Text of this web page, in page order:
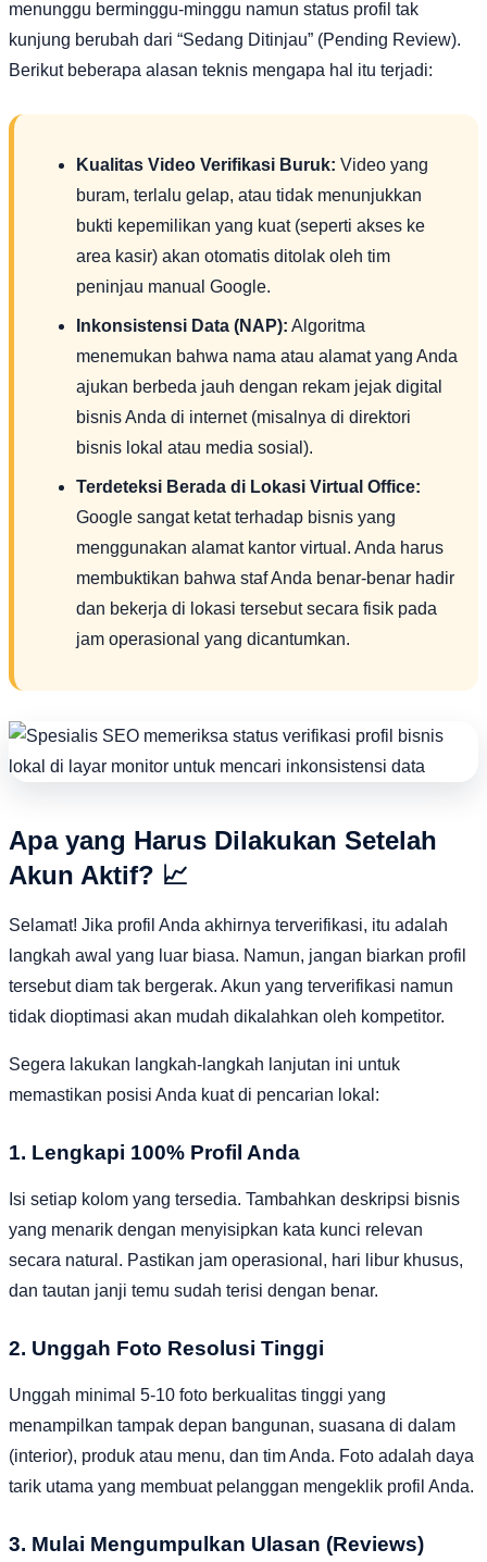
menunggu berminggu-minggu namun status profil tak
kunjung berubah dari “Sedang Ditinjau” (Pending Review).
Berikut beberapa alasan teknis mengapa hal itu terjadi:
Kualitas Video Verifikasi Buruk: Video yang
buram, terlalu gelap, atau tidak menunjukkan
bukti kepemilikan yang kuat (seperti akses ke
area kasir) akan otomatis ditolak oleh tim
peninjau manual Google.
Inkonsistensi Data (NAP): Algoritma
menemukan bahwa nama atau alamat yang Anda
ajukan berbeda jauh dengan rekam jejak digital
bisnis Anda di internet (misalnya di direktori
bisnis lokal atau media sosial).
Terdeteksi Berada di Lokasi Virtual Office:
Google sangat ketat terhadap bisnis yang
menggunakan alamat kantor virtual. Anda harus
membuktikan bahwa staf Anda benar-benar hadir
dan bekerja di lokasi tersebut secara fisik pada
jam operasional yang dicantumkan.
Apa yang Harus Dilakukan Setelah
Akun Aktif? 📈
Selamat! Jika profil Anda akhirnya terverifikasi, itu adalah
langkah awal yang luar biasa. Namun, jangan biarkan profil
tersebut diam tak bergerak. Akun yang terverifikasi namun
tidak dioptimasi akan mudah dikalahkan oleh kompetitor.
Segera lakukan langkah-langkah lanjutan ini untuk
memastikan posisi Anda kuat di pencarian lokal:
1. Lengkapi 100% Profil Anda
Isi setiap kolom yang tersedia. Tambahkan deskripsi bisnis
yang menarik dengan menyisipkan kata kunci relevan
secara natural. Pastikan jam operasional, hari libur khusus,
dan tautan janji temu sudah terisi dengan benar.
2. Unggah Foto Resolusi Tinggi
Unggah minimal 5-10 foto berkualitas tinggi yang
menampilkan tampak depan bangunan, suasana di dalam
(interior), produk atau menu, dan tim Anda. Foto adalah daya
tarik utama yang membuat pelanggan mengeklik profil Anda.
3. Mulai Mengumpulkan Ulasan (Reviews)